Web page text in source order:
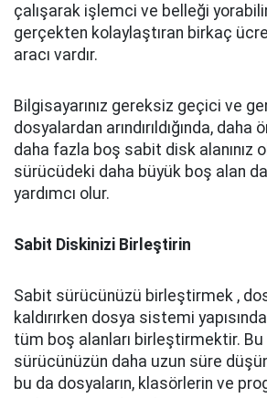
çalışarak işlemci ve belleği
gerçekten kolaylaştıran birkaç
aracı vardır.
Bilgisayarınız gereksiz geçici ve
dosyalardan arındırıldığında,
daha fazla boş sabit disk alanınız
sürücüdeki daha büyük boş alan
yardımcı olur.
Sabit Diskinizi Birleştirin
Sabit sürücünüzü birleştirmek ,
kaldırırken dosya sistemi
tüm boş alanları birleştirmektir.
sürücünüzün daha uzun süre
bu da dosyaların, klasörlerin ve